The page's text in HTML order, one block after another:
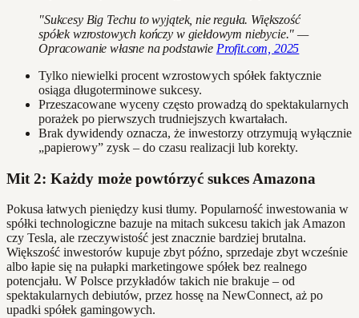
"Sukcesy Big Techu to wyjątek, nie reguła. Większość
spółek wzrostowych kończy w giełdowym niebycie." —
Opracowanie własne na podstawie Profit.com, 2025
Tylko niewielki procent wzrostowych spółek faktycznie
osiąga długoterminowe sukcesy.
Przeszacowane wyceny często prowadzą do spektakularnych
porażek po pierwszych trudniejszych kwartałach.
Brak dywidendy oznacza, że inwestorzy otrzymują wyłącznie
„papierowy” zysk – do czasu realizacji lub korekty.
Mit 2: Każdy może powtórzyć sukces Amazona
Pokusa łatwych pieniędzy kusi tłumy. Popularność inwestowania w
spółki technologiczne bazuje na mitach sukcesu takich jak Amazon
czy Tesla, ale rzeczywistość jest znacznie bardziej brutalna.
Większość inwestorów kupuje zbyt późno, sprzedaje zbyt wcześnie
albo łapie się na pułapki marketingowe spółek bez realnego
potencjału. W Polsce przykładów takich nie brakuje – od
spektakularnych debiutów, przez hossę na NewConnect, aż po
upadki spółek gamingowych.